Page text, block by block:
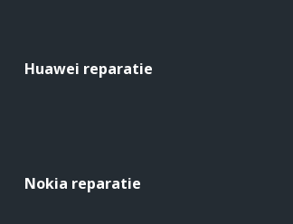
Huawei reparatie
Nokia reparatie